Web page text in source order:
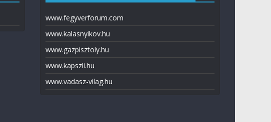
www.fegyverforum.com
www.kalasnyikov.hu
www.gazpisztoly.hu
www.kapszli.hu
www.vadasz-vilag.hu